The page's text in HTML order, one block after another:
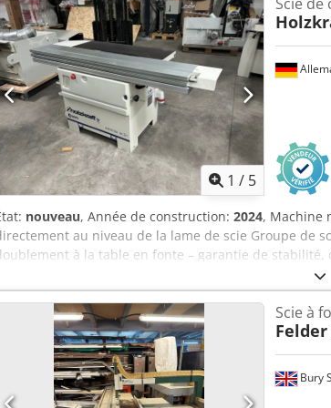
de la table réglée à un angle de 90° – 45°,
: 95 mm - Hauteur de coupe max. avec lame
: ⌀80 mm - Diamètre de l’orifice
pliée (longueur/largeur/hauteur) :
net calculé sur la base du cours 4,2 PLN/EUR
cours)
1 / 5
nouveau, Année de construction: 2024, Machine
au niveau de la lame de scie Groupe de
à la table en fonte – garantie de
longue durée de vie. Garantie Holzkraft 6 ans sur
précision en aluminium, anodisé de série Garantie
guidage du chariot à format Butée parallèle de série
micrométrique Grande table de travail en fonte grise
précises Extensions et rallonges de table de série
grande taille Butée télescopique en aluminium
professionnelles Fabriqué en Italie Moteur 4,0 kW –
Bury
Scie à
Felder